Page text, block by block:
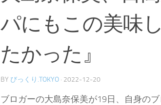
パにもこの美味
たかった』
BY びっくり.TOKYO · 2022-12-20
ブロガーの大島奈保美が19日、自身の